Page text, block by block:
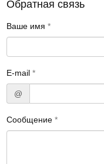
Обратная связь
Ваше имя *
E-mail *
@
Сообщение *